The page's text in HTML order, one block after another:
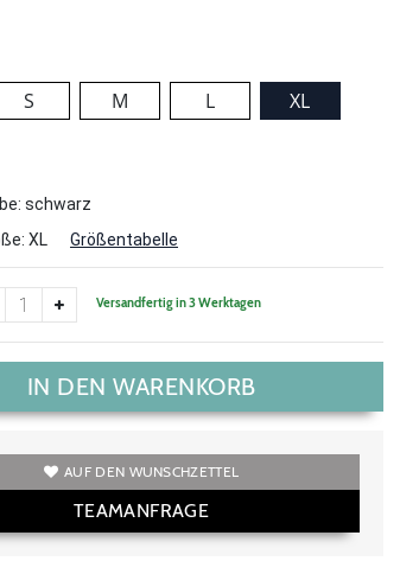
S M L
XL
schwarz
XL Größentabelle
Versandfertig in 3 Werktagen
IN DEN WARENKORB
AUF DEN WUNSCHZETTEL
TEAMANFRAGE